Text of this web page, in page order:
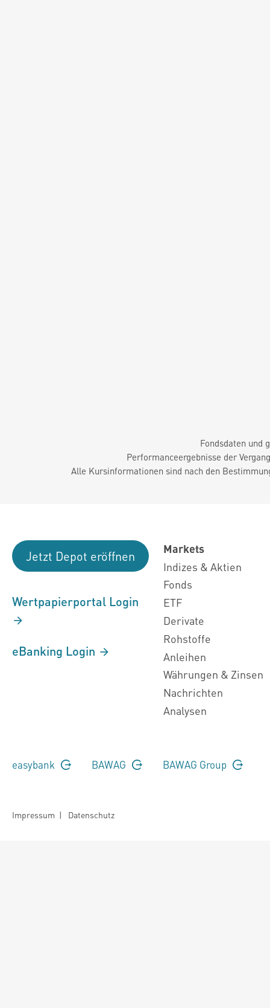
Fondsdaten und
Performanceergebnisse der
Alle Kursinformationen sind nach den
Jetzt Depot eröffnen
Wertpapierportal Login
eBanking Login
Markets
Indizes & Aktien
Fonds
ETF
Derivate
Rohstoffe
Anleihen
Währungen & Zinsen
Nachrichten
Analysen
easybank BAWAG BAWAG Group
Impressum | Datenschutz